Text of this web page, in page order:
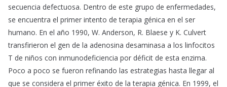
secuencia defectuosa. Dentro de este grupo de enfermedades,
se encuentra el primer intento de terapia génica en el ser
humano. En el año 1990, W. Anderson, R. Blaese y K. Culvert
transfirieron el gen de la adenosina desaminasa a los linfocitos
T de niños con inmunodeficiencia por déficit de esta enzima.
Poco a poco se fueron refinando las estrategias hasta llegar al
que se considera el primer éxito de la terapia génica. En 1999, el